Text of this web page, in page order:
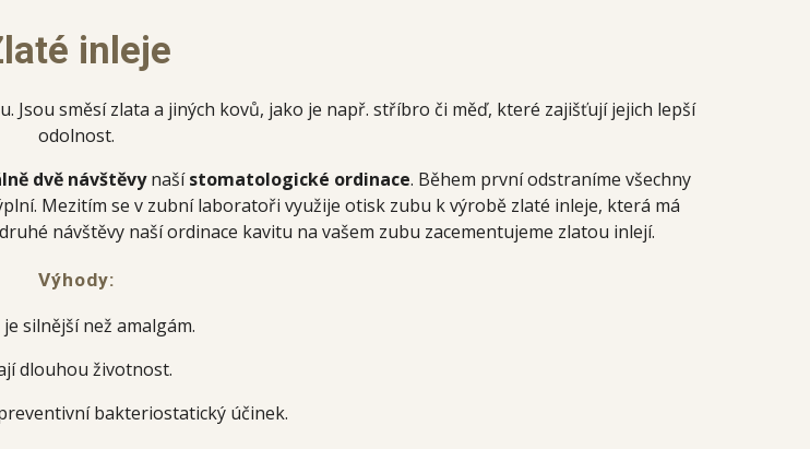
inleje
Jsou směsí zlata a jiných kovů, jako je např. stříbro či měď, které zajišťují jejich lepší
odolnost.
dvě návštěvynašístomatologické ordinace. Během první odstraníme všechny
Mezitím se v zubní laboratoři využije otisk zubu k výrobě zlaté inleje, která má
návštěvy naší ordinace kavitu na vašem zubu zacementujeme zlatou inlejí.
Výhody:
silnější než amalgám.
dlouhou životnost.
bakteriostatický účinek.